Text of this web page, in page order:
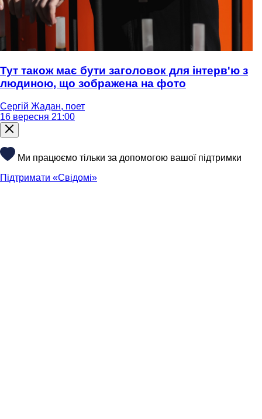
Тут також має бути заголовок для інтерв'ю з
людиною, що зображена на фото
Сергій Жадан, поет
16 вересня 21:00
Ми працюємо тільки за допомогою вашої підтримки
Підтримати «Свідомі»